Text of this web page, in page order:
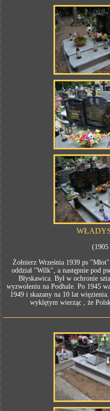
Żołnierz Września 1939 ps
oddział "Wilk", a następnie pod
Błyskawica. Był w ochronie
wyzwoleniu na Podhale. Po 1945
1949 i skazany na 10 lat
wyklętym wierząc , że